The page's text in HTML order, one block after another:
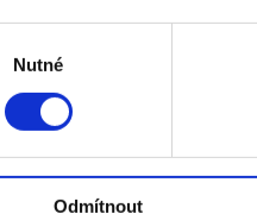
Nutné
Odmítnout